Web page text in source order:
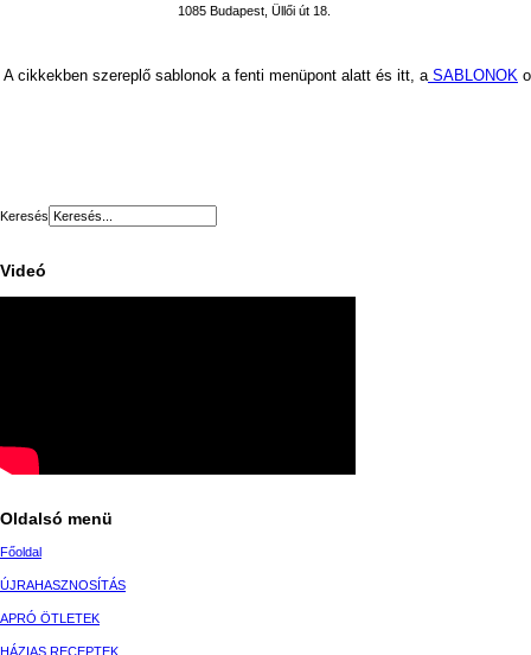
1085 Budapest, Üllői út 18.
A cikkekben szereplő sablonok a fenti menüpont alatt és itt, aSABLONOK
Keresés
Videó
Oldalsó menü
Főoldal
ÚJRAHASZNOSÍTÁS
APRÓ ÖTLETEK
HÁZIAS RECEPTEK